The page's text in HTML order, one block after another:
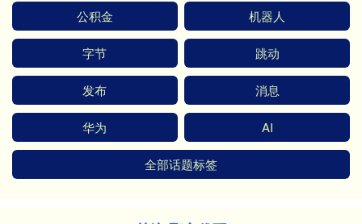
公积金 机器人
字节 跳动
发布 消息
华为 AI
全部话题标签